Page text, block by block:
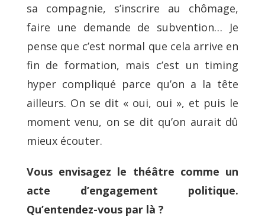
sa compagnie, s’inscrire au chômage,
faire une demande de subvention… Je
pense que c’est normal que cela arrive en
fin de formation, mais c’est un timing
hyper compliqué parce qu’on a la tête
ailleurs. On se dit « oui, oui », et puis le
moment venu, on se dit qu’on aurait dû
mieux écouter.
Vous envisagez le théâtre comme un
acte d’engagement politique.
Qu’entendez-vous par là ?